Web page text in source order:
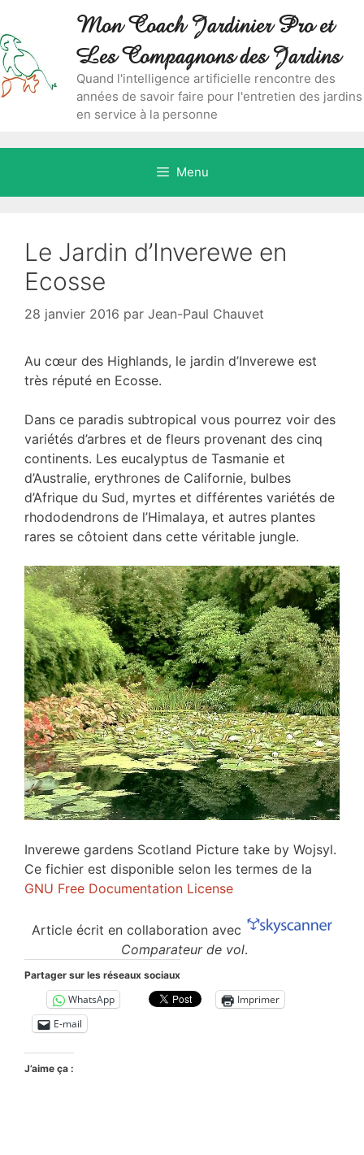
contenu
content
Mon Coach Jardinier Pro et
Les Compagnons des Jardins
Quand l'intelligence artificielle rencontre des
années de savoir faire pour l'entretien des jardins
en service à la personne
Menu
Le Jardin d’Inverewe en
Ecosse
28 janvier 2016 par Jean-Paul Chauvet
Au cœur des Highlands, le jardin d’Inverewe est
très réputé en Ecosse.
Dans ce paradis subtropical vous pourrez voir des
variétés d’arbres et de fleurs provenant des cinq
continents. Les eucalyptus de Tasmanie et
d’Australie, erythrones de Californie, bulbes
d’Afrique du Sud, myrtes et différentes variétés de
rhododendrons de l’Himalaya, et autres plantes
rares se côtoient dans cette véritable jungle.
Inverewe gardens Scotland Picture take by Wojsyl.
Ce fichier est disponible selon les termes de la
GNU Free Documentation License
Article écrit en collaboration avec
Comparateur de vol.
Partager sur les réseaux sociaux
WhatsApp
Imprimer
E-mail
J’aime ça :